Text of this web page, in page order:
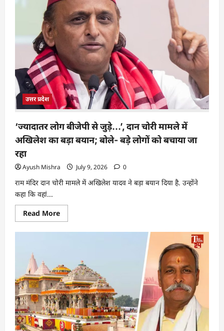
उत्तर प्रदेश
‘ज्यादातर लोग बीजेपी से जुड़े…’, दान चोरी मामले में
अखिलेश का बड़ा बयान; बोले- बड़े लोगों को बचाया जा
रहा
Ayush Mishra July 9, 2026 0
राम मंदिर दान चोरी मामले में अखिलेश यादव ने बड़ा बयान दिया है. उन्होंने
कहा कि वहां...
Read More